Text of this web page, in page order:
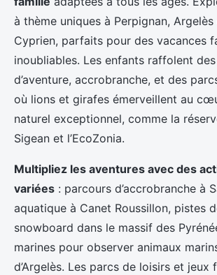
à thème uniques à Perpignan, Argelès
Cyprien, parfaits pour des vacances
inoubliables. Les enfants raffolent
d’aventure, accrobranche, et des
où lions et girafes émerveillent au
naturel exceptionnel, comme la
Sigean et l’EcoZonia.
Multipliez les aventures avec des
variées : parcours d’accrobranche à
aquatique à Canet Roussillon, pistes
snowboard dans le massif des
marines pour observer animaux
d’Argelès. Les parcs de loisirs et jeux